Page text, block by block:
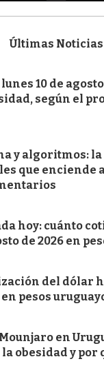
Últimas Noticias
10 de
según el
y algoritmos:
que enciende
hoy: cuánto
de 2026 en
del dólar
pesos
en
obesidad y por